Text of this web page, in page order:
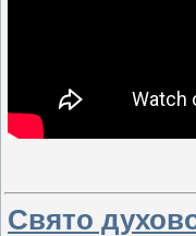
Свято